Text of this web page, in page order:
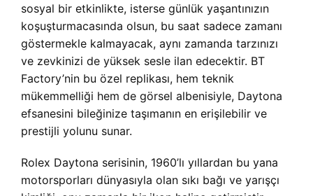
sosyal bir etkinlikte, isterse günlük yaşantınızın
koşuşturmacasında olsun, bu saat sadece zamanı
göstermekle kalmayacak, aynı zamanda tarzınızı
ve zevkinizi de yüksek sesle ilan edecektir. BT
Factory’nin bu özel replikası, hem teknik
mükemmelliği hem de görsel albenisiyle, Daytona
efsanesini bileğinize taşımanın en erişilebilir ve
prestijli yolunu sunar.
Rolex Daytona serisinin, 1960’lı yıllardan bu yana
motorsporları dünyasıyla olan sıkı bağı ve yarışçı